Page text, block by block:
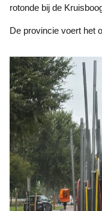
rotonde bij de
De provincie voert